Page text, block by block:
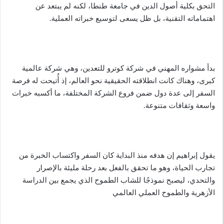
التحق بكلية أصول الدين في جامعة طنطا، لكنه لم يبتعد عن
اهتماماته التقنية، بل ظل يسعى لتوسيع خبراته العملية.
بدأ مشواره المهني في شركة كوترو للتعدين، وهي شركة عالمية
كبرى، وهناك كانت انطلاقته الحقيقية نحو العالم، إذ أُتيحت له فرصة
السفر إلى عدة دول ضمن فروع الشركة المختلفة، ما أكسبه خبرات
واسعة وثقافات متنوعة.
يقول إبراهيم إن هدفه منذ البداية كان السفر واكتساب الخبرة من
تجارب الحياة، وهو ما تحقق بالفعل بعد رحلة مليئة بالإصرار
والتحدي، ليصبح نموذجًا للشاب الطموح الذي يجمع بين الدراسة
الأزهرية والطموح العملي العالمي